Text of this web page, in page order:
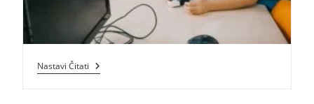
Nastavi Čitati Jačanje
Kapaciteta